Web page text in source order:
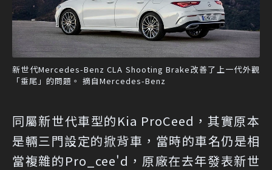
新世代Mercedes-Benz CLA Shooting Brake改善了上一代外觀
「垂尾」的問題。 摘自Mercedes-Benz
同屬新世代車型的Kia ProCeed，其實原本
是輛三門設定的掀背車，當時的車名仍是相
當複雜的Pro_cee'd，原廠在去年發表新世